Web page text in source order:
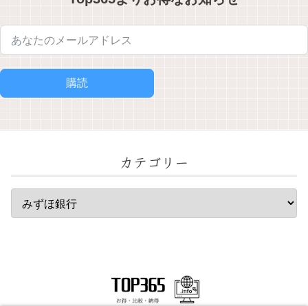
購読
カテゴリー